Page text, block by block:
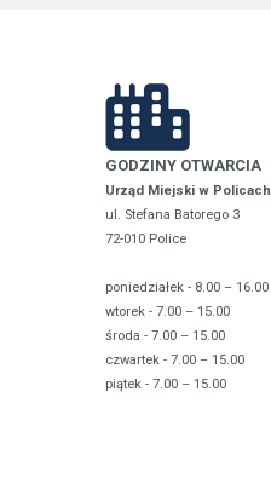
GODZINY OTWARCIA
Urząd Miejski w Policach
ul. Stefana Batorego 3
72-010 Police
poniedziałek - 8.00 – 16.00
wtorek - 7.00 – 15.00
środa - 7.00 – 15.00
czwartek - 7.00 – 15.00
piątek - 7.00 – 15.00